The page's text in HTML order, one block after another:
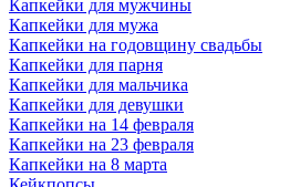
Капкейки для мужчины
Капкейки для мужа
Капкейки на годовщину свадьбы
Капкейки для парня
Капкейки для мальчика
Капкейки для девушки
Капкейки на 14 февраля
Капкейки на 23 февраля
Капкейки на 8 марта